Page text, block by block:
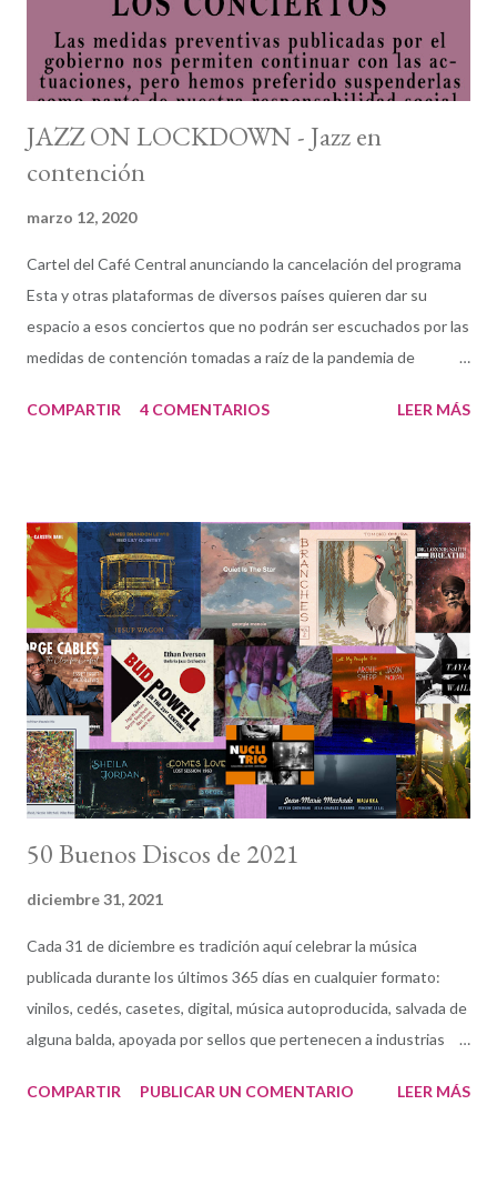
Si quedan dos semanas para que empiece el ...
JAZZ ON LOCKDOWN - Jazz en
contención
marzo 12, 2020
Cartel del Café Central anunciando la cancelación del programa
Esta y otras plataformas de diversos países quieren dar su
espacio a esos conciertos que no podrán ser escuchados por las
medidas de contención tomadas a raíz de la pandemia de
Madrid. Desgraciadamente es previsible que otros clubes del
protagonistas: los clubes y, muy especialmente, los músicos.
Jazz On Lockdown (Jazz En Contención) es un proyecto de
Working The Beat , un grupo de trabajo internacional
dependiente de la Jazz Journalists Association . Nuestra meta
es hacer sonar esa música cancelada: no perder ni una nota
pese a las medidas de contención. Sabemos bien que el impacto
económico va a ser inevitable pero creemos que en esta
situación extraordinaria, l...
COMPARTIR 4 COMENTARIOS LEER MÁS
50 Buenos Discos de 2021
diciembre 31, 2021
Cada 31 de diciembre es tradición aquí celebrar la música
publicada durante los últimos 365 días en cualquier formato:
vinilos, cedés, casetes, digital, música autoproducida, salvada de
alguna balda, apoyada por sellos que pertenecen a industrias
siguen ampliándose (y a la vez reduciéndose) en esta irónica
COMPARTIR PUBLICAR UN COMENTARIO LEER MÁS